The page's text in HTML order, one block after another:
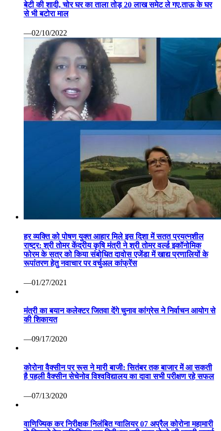
बेटी की शादी, चोर घर का ताला तोड़ 20 लाख समेट ले गए.ताऊ के घर
से भी बटोरा माल
—02/10/2022
हर व्यक्ति को पोषण युक्त आहार मिले इस दिशा में सतत प्रयत्नशील
राष्ट्र: श्री तोमर केंद्रीय कृषि मंत्री ने श्री तोमर वर्ल्ड इकॉनोमिक
फोरम के सत्र को किया संबोधित दावोस एजेंडा में खाद्य प्रणालियों के
रूपांतरण हेतु नवाचार पर वर्चुअल कांफ्रेंस
—01/27/2021
मंत्री का बयान कलेक्टर जितवा देंगे चुनाव कांग्रेस ने निर्वाचन आयोग से
की शिकायत
—09/17/2020
कोरोना वैक्सीन पर रूस ने मारी बाजी: सितंबर तक बाजार में आ सकती
है पहली वैक्सीन सेचेनोव विश्वविद्यालय का दावा सभी परीक्षण रहे सफल
—07/13/2020
वाणिज्यिक कर निरीक्षक निलंबित ग्वालियर 07 अप्रैल कोरोना महामारी